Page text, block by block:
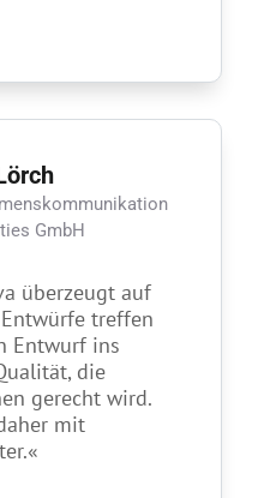
GmbH
überzeugt auf
treffen
Entwurf ins
die
gerecht wird.
mit